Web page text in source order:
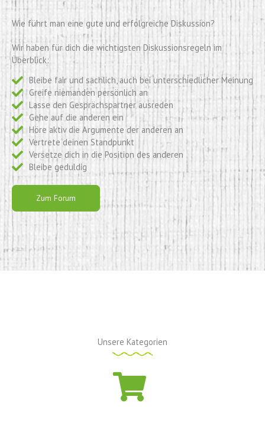
Wie führt man eine gute und erfolgreiche Diskussion?
Wir haben für dich die wichtigsten Diskussionsregeln im
Überblick:
Bleibe fair und sachlich, auch bei unterschiedlicher Meinung
Greife niemanden persönlich an
Lasse den Gesprächspartner ausreden
Gehe auf die anderen ein
Höre aktiv die Argumente der anderen an
Vertrete deinen Standpunkt
Versetze dich in die Position des anderen
Bleibe geduldig
Zum Forum
Unsere Kategorien